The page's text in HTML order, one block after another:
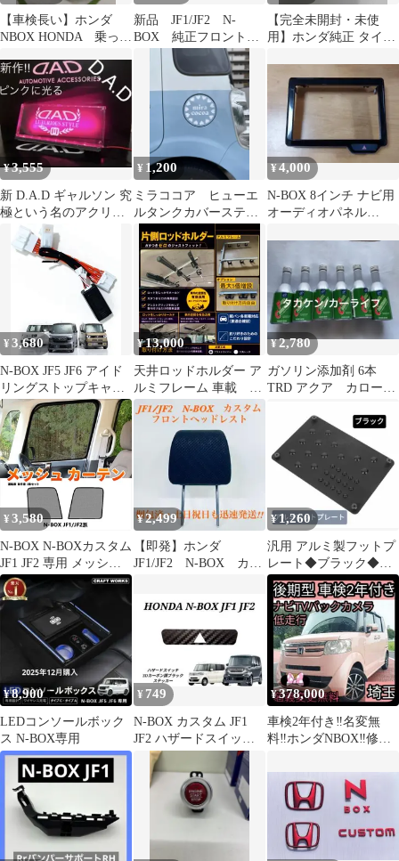
【車検長い】ホンダ
NBOX HONDA 乗って
重県鈴鹿市
新品 JF1/JF2 N-
BOX 純正フロントワ
イパーアーム 左右 キ
ャップ付き
【完全未開封・未使
用】ホンダ純正 タイヤ
プレッサー本体
¥3,555
新 D.A.D ギャルソン 究
極という名のアクリル
プレート ピンクに光る
LED
¥ 1,200
ミラココア ヒューエ
ルタンクカバーステッ
カー
¥4,000
N-BOX 8インチ ナビ用
オーディオパネル
¥3,680
N-BOX JF5 JF6 アイド
リングストップキャン
セラー ECON
¥13,000
天井ロッドホルダー ア
ルミフレーム 車載 m6
ネジ止め用 車
¥2,780
ガソリン添加剤 6本
TRD アクア カロー
S660 ヤリス
¥ 3,580
N-BOX N-BOXカスタム
JF1 JF2 専用 メッシュ
カーテン 2P 運転席 助
手席 マグネット＆フッ
ク固定 サンシェード 網
戸 遮光 断熱 日よけ 内
装 パーツ Y758
¥2,499
【即発】ホンダ
JF1/JF2 N-BOX カス
¥1,260
汎用 アルミ製フットプ
レート◆ブラック◆ヒ
ールパッド◆フロアマ
ット滑り止め
¥8,900
LEDコンソールボック
ス N-BOX専用
¥ 749
N-BOX カスタム JF1
JF2 ハザードスイッチ
シート 3Dカーボン調
¥378,000
車検2年付き‼️名変無
料‼️ホンダNBOX‼️修復